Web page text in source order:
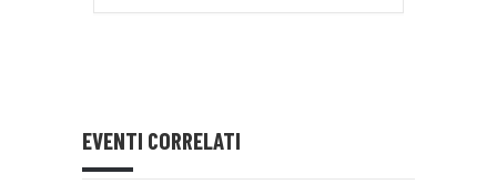
EVENTI CORRELATI